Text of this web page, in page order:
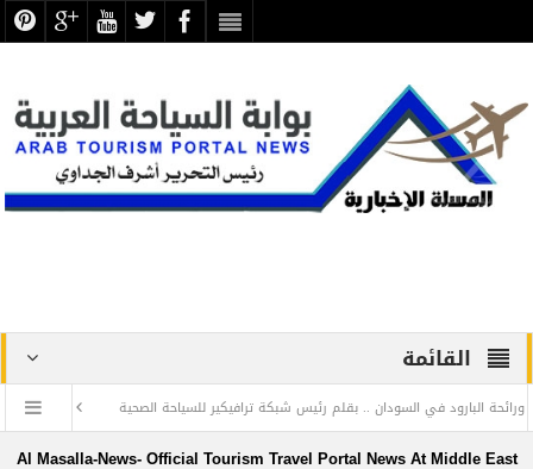
القائمة
السودان .. بقلم رئيس شبكة ترافيكير للسياحة الصحية
للمرة الأولى منذ خمس
UNWTO and AVIAREPS Announce
نخبة من السياحيين الدوليين ترسم
Al Masalla-News- Official Tourism Travel Portal News At Middle East